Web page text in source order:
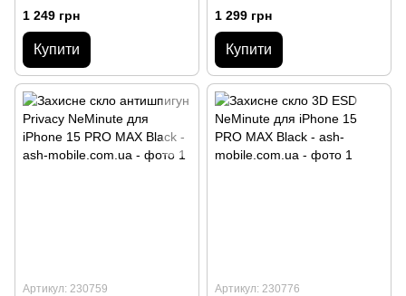
1 249 грн
Купити
1 299 грн
Купити
Артикул: 230759 Артикул: 230776